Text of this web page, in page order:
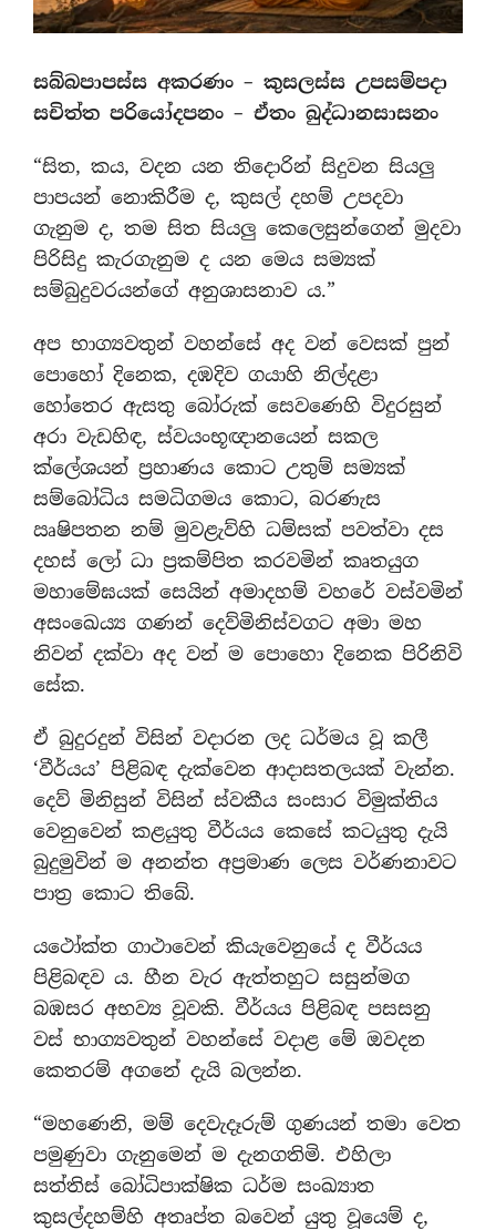
සබ්බපාපස්ස අකරණං – කුසලස්ස උපසම්පදා
සචිත්ත පරියෝදපනං – ඒතං බුද්ධානසාසනං
“සිත, කය, වදන යන තිදොරින් සිදුවන සියලු
පාපයන් නොකිරීම ද, කුසල් දහම් උපදවා
ගැනුම ද, තම සිත සියලු කෙලෙසුන්ගෙන් මුදවා
පිරිසිදු කැරගැනුම ද යන මෙය සම්‍යක්
සම්බුදුවරයන්ගේ අනුශාසනාව ය.”
අප භාග්‍යවතුන් වහන්සේ අද වන් වෙසක් පුන්
පොහෝ දිනෙක, දඹදිව ගයාහි නිල්දළා
හෝතෙර ඇසතු බෝරුක් සෙවණෙහි විදුරසුන්
අරා වැඩහිඳ, ස්වයංභූඥානයෙන් සකල
ක්ලේශයන් ප්‍රහාණය කොට උතුම් සම්‍යක්
සම්බෝධිය සමධිගමය කොට, බරණැස
ඍෂිපතන නම් මුවළැව්හි ධම්සක් පවත්වා දස
දහස් ලෝ ධා ප්‍රකම්පිත කරවමින් කෘතයුග
මහාමේඝයක් සෙයින් අමාදහම් වහරේ වස්වමින්
අසංඛෙය්‍ය ගණන් දෙව්මිනිස්වගට අමා මහ
නිවන් දක්වා අද වන් ම පොහො දිනෙක පිරිනිවි
සේක.
ඒ බුදුරදුන් විසින් වදාරන ලද ධර්මය වූ කලී
‘වීර්යය’ පිළිබඳ දැක්වෙන ආදාසතලයක් වැන්න.
දෙව් මිනිසුන් විසින් ස්වකීය සංසාර විමුක්තිය
වෙනුවෙන් කළයුතු වීර්යය කෙසේ කටයුතු දැයි
බුදුමුවින් ම අනන්ත අප්‍රමාණ ලෙස වර්ණනාවට
පාත්‍ර කොට තිබේ.
යථෝක්ත ගාථාවෙන් කියැවෙනුයේ ද වීර්යය
පිළිබඳව ය. හීන වැර ඇත්තහුට සසුන්මග
බඹසර අභව්‍ය වූවකි. වීර්යය පිළිබඳ පසසනු
වස් භාග්‍යවතුන් වහන්සේ වදාළ මේ ඔවදන
කෙතරම් අගනේ දැයි බලන්න.
“මහණෙනි, මම් දෙවැදෑරුම් ගුණයන් තමා වෙත
පමුණුවා ගැනුමෙන් ම දැනගතිමි. එහිලා
සත්තිස් බෝධිපාක්ෂික ධර්ම සංඛ්‍යාත
කුසල්දහම්හි අතෘප්ත බවෙන් යුතු වූයෙම් ද,